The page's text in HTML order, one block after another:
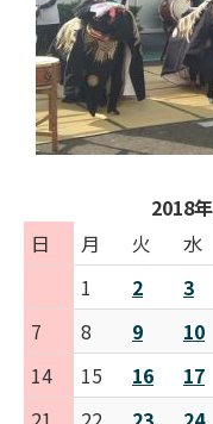
2018
日
月 火 水
1
2 3
7
8 9 10
14
15 16 17